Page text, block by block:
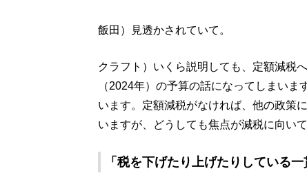
飯田）見透かされていて。
クラフト）いくら説明しても、定額減税
（2024年）の予算の話になってしまい
います。定額減税がなければ、他の政策
いますが、どうしても焦点が減税に向い
「税を下げたり上げたりしている